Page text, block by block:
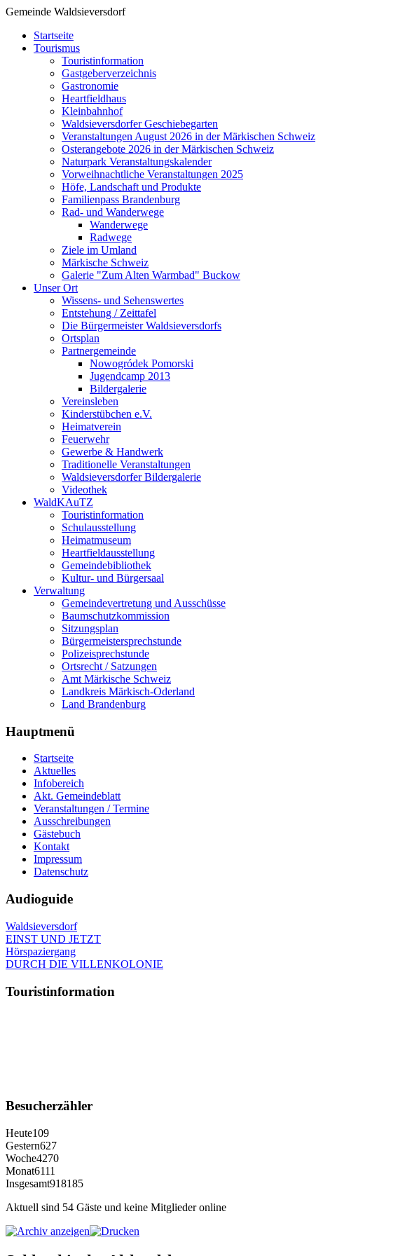
Gemeinde Waldsieversdorf
Startseite
Tourismus
Touristinformation
Gastgeberverzeichnis
Gastronomie
Heartfieldhaus
Kleinbahnhof
Waldsieversdorfer Geschiebegarten
Veranstaltungen August 2026 in der Märkischen Schweiz
Osterangebote 2026 in der Märkischen Schweiz
Naturpark Veranstaltungskalender
Vorweihnachtliche Veranstaltungen 2025
Höfe, Landschaft und Produkte
Familienpass Brandenburg
Rad- und Wanderwege
Wanderwege
Radwege
Ziele im Umland
Märkische Schweiz
Galerie "Zum Alten Warmbad" Buckow
Unser Ort
Wissens- und Sehenswertes
Entstehung / Zeittafel
Die Bürgermeister Waldsieversdorfs
Ortsplan
Partnergemeinde
Nowogródek Pomorski
Jugendcamp 2013
Bildergalerie
Vereinsleben
Kinderstübchen e.V.
Heimatverein
Feuerwehr
Gewerbe & Handwerk
Traditionelle Veranstaltungen
Waldsieversdorfer Bildergalerie
Videothek
WaldKAuTZ
Touristinformation
Schulausstellung
Heimatmuseum
Heartfieldausstellung
Gemeindebibliothek
Kultur- und Bürgersaal
Verwaltung
Gemeindevertretung und Ausschüsse
Baumschutzkommission
Sitzungsplan
Bürgermeistersprechstunde
Polizeisprechstunde
Ortsrecht / Satzungen
Amt Märkische Schweiz
Landkreis Märkisch-Oderland
Land Brandenburg
Hauptmenü
Startseite
Aktuelles
Infobereich
Akt. Gemeindeblatt
Veranstaltungen / Termine
Ausschreibungen
Gästebuch
Kontakt
Impressum
Datenschutz
Audioguide
Waldsieversdorf
EINST UND JETZT
Hörspaziergang
DURCH DIE VILLENKOLONIE
Touristinformation
Besucherzähler
Heute109
Gestern627
Woche4270
Monat6111
Insgesamt918185
Aktuell sind 54 Gäste und keine Mitglieder online